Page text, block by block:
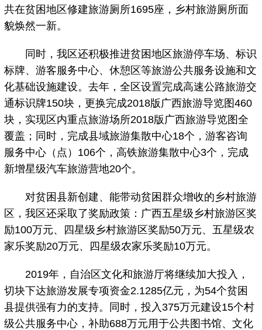
共在贫困地区修建旅游厕所1695座，乡村旅游厕所面
貌焕然一新。
同时，我区还积极推进贫困地区旅游停车场、标识
标牌、游客服务中心、休憩区等旅游公共服务设施和文
化基础设施建设。去年，全区设置完成高速公路旅游交
通标识牌150块，更换完成2018版广西旅游导览图460
块，实现区内重点旅游场所2018版广西旅游导览图全
覆盖；同时，完成县域旅游集散中心18个，游客咨询
服务中心（点）106个，高铁旅游集散中心3个，完成
新增星级汽车旅游营地20个。
对贫困县新创建、能带动贫困群众增收的乡村旅游
区，我区还采取了奖励政策：广西五星级乡村旅游区奖
励100万元、四星级乡村旅游区奖励50万元、五星级农
家乐奖励20万元、四星级农家乐奖励10万元。
2019年，自治区文化和旅游厅将继续加大投入，
切块下达旅游发展专项资金2.1285亿元，为54个贫困
县提供强有力的支持。同时，投入375万元建设15个村
级公共服务中心，补助688万元用于公共图书馆、文化